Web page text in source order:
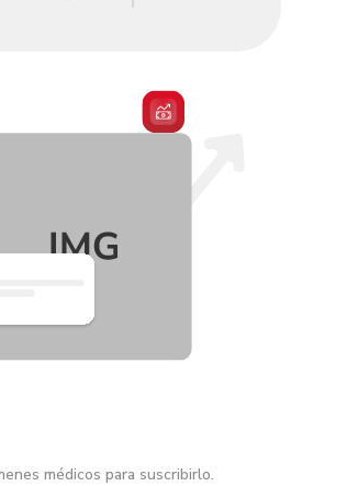
médicos para suscribirlo.